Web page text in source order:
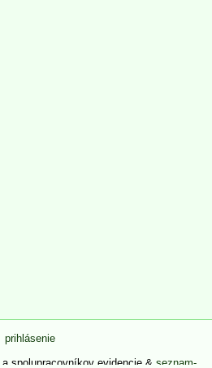
prihlásenie
spolupracovníkov evidencie & seznam-